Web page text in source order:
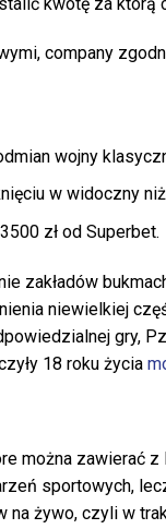
company
wojny
w widoczny
zł od Superbet.
zakładów
niewielkiej
gry,
18 roku życia
można zawierać
sportowych,
żywo, czyli w